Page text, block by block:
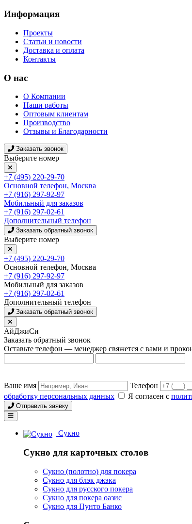
Информация
Проекты
Статьи и новости
Доставка и оплата
Контакты
О нас
О Компании
Наши работы
Оптовым клиентам
Производство
Отзывы и Благодарности
Заказать звонок
Выберите номер
+7 (495) 220-29-70
Основной телефон, Москва
+7 (916) 297-92-97
Мобильный для заказов
+7 (916) 297-02-61
Дополнительный телефон
Заказать обратный звонок
Выберите номер
+7 (495) 220-29-70
Основной телефон, Москва
+7 (916) 297-92-97
Мобильный для заказов
+7 (916) 297-02-61
Дополнительный телефон
Заказать обратный звонок
АйДжиСи
Заказать обратный звонок
Оставьте телефон — менеджер свяжется с вами и
Ваше имя Телефон
обработку персональных данных
Я согласен с
Отправить заявку
Сукно
Сукно для карточных столов
Сукно (полотно) для покера
Сукно для блэк джэка
Сукно для русского покера
Сукно для покера оазис
Сукно для Пунто Банко